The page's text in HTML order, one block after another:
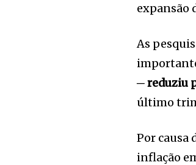
expansão
As
─ reduziu
último
Por causa
inflação